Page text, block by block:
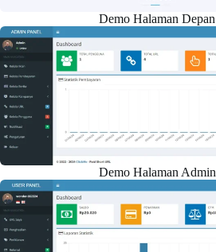
Demo Halaman Depan
Demo Halaman Admin